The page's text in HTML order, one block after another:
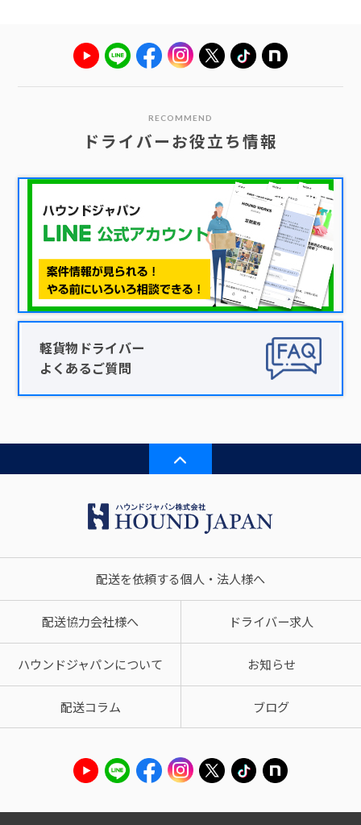
RECOMMEND
ドライバーお役立ち情報
軽貨物ドライバー
よくあるご質問
配送を依頼する個人・法人様へ
配送協力会社様へ ドライバー求人
ハウンドジャパンについて お知らせ
配送コラム ブログ